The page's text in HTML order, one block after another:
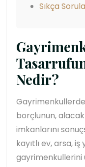
Sıkça
Nedir?
borçlunun,
imkanlarını
kayıtlı ev, arsa,
gayrimenkullerini